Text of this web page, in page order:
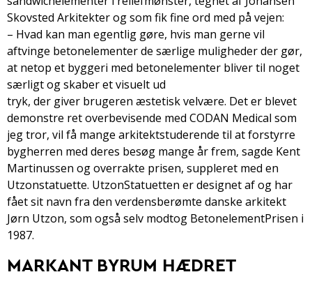
Skovsted Arkitekter og som fik fine ord med på vejen:
– Hvad kan man egentlig gøre, hvis man gerne vil
aftvinge betonelementer de særlige muligheder der gør,
at netop et byggeri med betonelementer bliver til noget
særligt og skaber et visuelt ud­
tryk, der giver brugeren æstetisk velvære. Det er blevet
demonstre­ ret overbevisende med CODAN Medical som
jeg tror, vil få mange arkitektstuderende til at forstyrre
bygherren med deres besøg mange år frem, sagde Kent
Martinussen og overrakte prisen, suppleret med en
Utzon­statuette. Utzon­Statuetten er designet af og har
fået sit navn fra den verdensberømte danske arkitekt
Jørn Utzon, som også selv modtog Betonelement­Prisen i
1987.
MARKANT BYRUM HÆDRET